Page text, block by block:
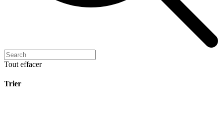
Tout effacer
Trier